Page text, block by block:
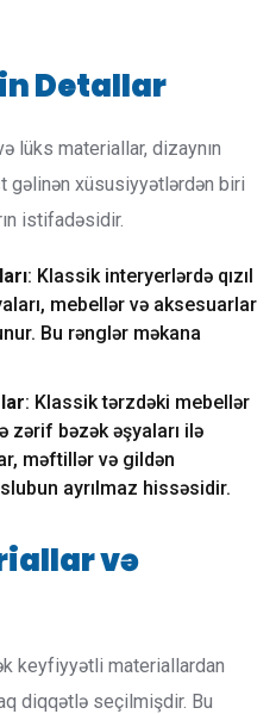
Detallar
lüks materiallar, dizaynın
gəlinən xüsusiyyətlərdən biri
istifadəsidir.
: Klassik interyerlərdə qızıl
mebellər və aksesuarlar
Bu rənglər məkana
: Klassik tərzdəki mebellər
zərif bəzək əşyaları ilə
məftillər və gildən
ayrılmaz hissəsidir.
və
keyfiyyətli materiallardan
diqqətlə seçilmişdir. Bu